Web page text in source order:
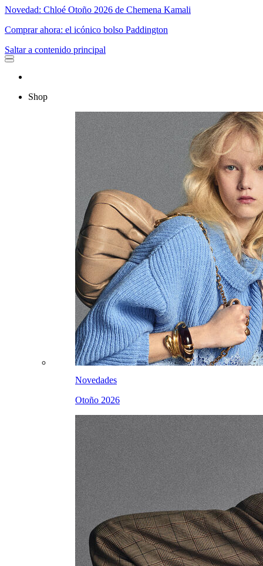
Novedad: Chloé Otoño 2026 de Chemena Kamali
Comprar ahora: el icónico bolso Paddington
Saltar a contenido principal
Shop
Novedades
Otoño 2026